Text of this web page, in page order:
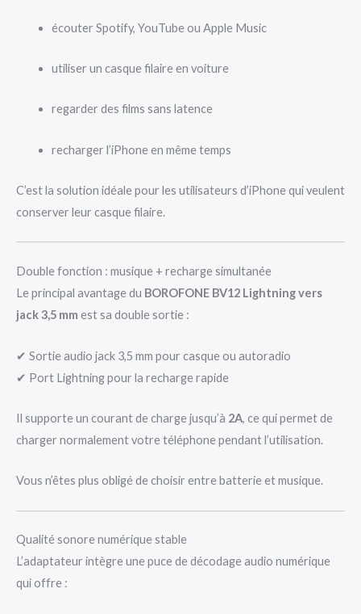
écouter Spotify, YouTube ou Apple Music
utiliser un casque filaire en voiture
regarder des films sans latence
recharger l’iPhone en même temps
C’est la solution idéale pour les utilisateurs d’iPhone qui veulent
conserver leur casque filaire.
Double fonction : musique + recharge simultanée
Le principal avantage du BOROFONE BV12 Lightning vers
jack 3,5 mm est sa double sortie :
✔ Sortie audio jack 3,5 mm pour casque ou autoradio
✔ Port Lightning pour la recharge rapide
Il supporte un courant de charge jusqu’à 2A, ce qui permet de
charger normalement votre téléphone pendant l’utilisation.
Vous n’êtes plus obligé de choisir entre batterie et musique.
Qualité sonore numérique stable
L’adaptateur intègre une puce de décodage audio numérique
qui offre :